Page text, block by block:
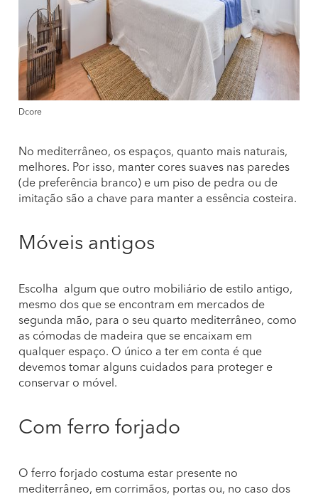
Dcore
No mediterrâneo, os espaços, quanto mais naturais,
melhores. Por isso, manter cores suaves nas paredes
(de preferência branco) e um piso de pedra ou de
imitação são a chave para manter a essência costeira.
Móveis antigos
Escolha algum que outro mobiliário de estilo antigo,
mesmo dos que se encontram em mercados de
segunda mão, para o seu quarto mediterrâneo, como
as cómodas de madeira que se encaixam em
qualquer espaço. O único a ter em conta é que
devemos tomar alguns cuidados para proteger e
conservar o móvel.
Com ferro forjado
O ferro forjado costuma estar presente no
mediterrâneo, em corrimãos, portas ou, no caso dos